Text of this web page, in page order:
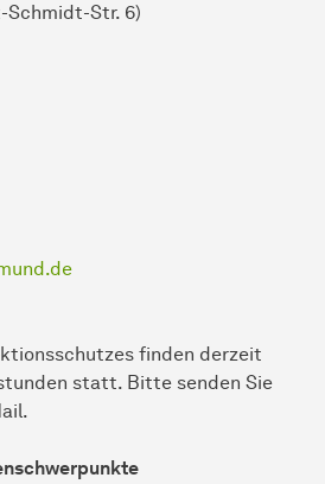
Schmidt-Str. 6)
finden derzeit
statt. Bitte senden Sie